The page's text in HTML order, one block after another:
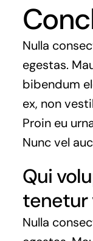
Nulla
egestas.
bibendum
ex, non
Proin eu
Nunc vel
Qui
tenetur
Nulla